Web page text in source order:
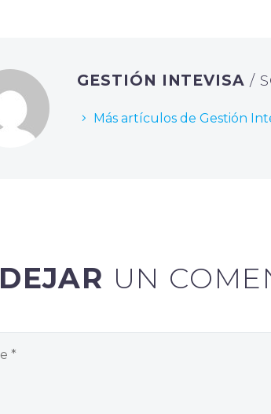
GESTIÓN INTEVISA/
Más artículos de Gestión
DEJAR UN